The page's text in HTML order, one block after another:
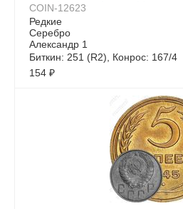
COIN-12623
Редкие
Серебро
Александр 1
Биткин: 251 (R2), Конрос: 167/4
154 ₽